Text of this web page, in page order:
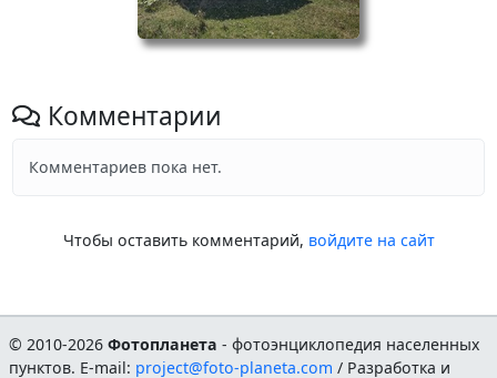
Комментарии
Комментариев пока нет.
Чтобы оставить комментарий, войдите на сайт
© 2010-2026Фотопланета - фотоэнциклопедия населенных
пунктов. E-mail: project@foto-planeta.com / Разработка и